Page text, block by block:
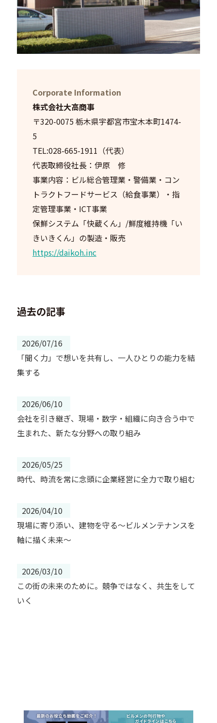
Corporate Information
株式会社大高商事
〒320-0075 栃木県宇都宮市宝木本町1474-
5
TEL:028-665-1911（代表）
代表取締役社長：伊原 修
事業内容：ビル総合管理業・警備業・コン
トラクトフードサービス（給食事業）・指
定管理事業・ICT事業
保鮮システム「快蔵くん」/鮮度維持機「い
きいきくん」の製造・販売
https://daikoh.inc
過去の記事
2026/07/16
「聞く力」で想いを共有し、一人ひとりの能力を結
集する
2026/06/10
会社を引き継ぎ、現場・数字・組織に向き合う中で
生まれた、新たな分野への取り組み
2026/05/25
時代、時流を常に念頭に企業経営に全力で取り組む
2026/04/10
現場に寄り添い、建物を守る～ビルメンテナンスを
軸に描く未来～
2026/03/10
この街の未来のために。競争ではなく、共生をして
いく